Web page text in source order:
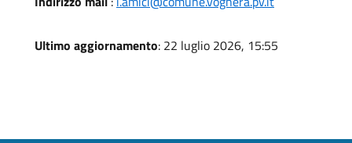
Ultimo aggiornamento: 22 luglio 2026, 15:55